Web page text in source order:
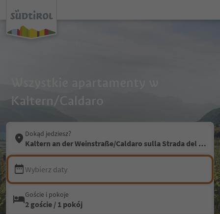
Kaltern/Caldaro
Dokąd jedziesz?
Kaltern an der Weinstraße/Caldaro sulla Strada del Vino
Wybierz daty
Goście i pokoje
2 goście / 1 pokój